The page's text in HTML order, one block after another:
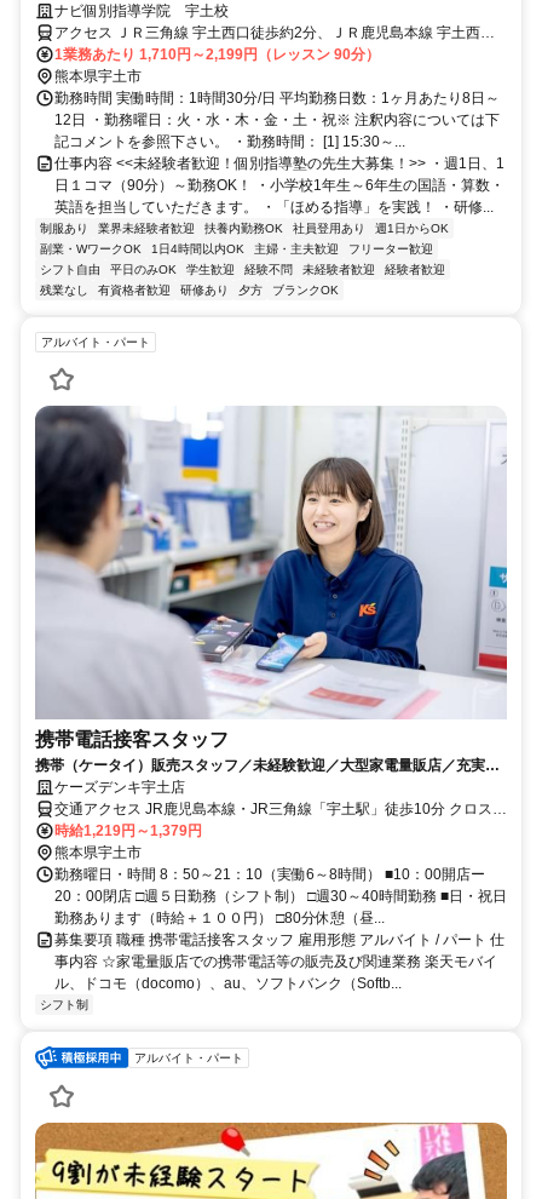
ナビ個別指導学院 宇土校
アクセス ＪＲ三角線 宇土西口徒歩約2分、ＪＲ鹿児島本線 宇土西口
徒歩約2分、ＪＲ鹿児島本線 富合西口徒歩約28分 宇土駅より徒歩1分
1業務あたり 1,710円～2,199円（レッスン 90分）
熊本県宇土市
勤務時間 実働時間：1時間30分/日 平均勤務日数：1ヶ月あたり8日～
12日 ・勤務曜日：火・水・木・金・土・祝※ 注釈内容については下
記コメントを参照下さい。 ・勤務時間： [1] 15:30～...
仕事内容 <<未経験者歓迎！個別指導塾の先生大募集！>> ・週1日、1
日１コマ（90分）～勤務OK！ ・小学校1年生～6年生の国語・算数・
英語を担当していただきます。 ・「ほめる指導」を実践！ ・研修...
制服あり 業界未経験者歓迎 扶養内勤務OK 社員登用あり
週1日からOK
副業・WワークOK
1日4時間以内OK 主婦・主夫歓迎
フリーター歓迎
シフト自由
平日のみOK 学生歓迎 経験不問 未経験者歓迎
経験者歓迎
残業なし
有資格者歓迎 研修あり 夕方 ブランクOK
アルバイト・パート
携帯電話接客スタッフ
携帯（ケータイ）販売スタッフ／未経験歓迎／大型家電量販店／充実し
た福利厚生／社割あり
ケーズデンキ宇土店
交通アクセス JR鹿児島本線・JR三角線「宇土駅」徒歩10分 クロス２
１UTO内
時給1,219円～1,379円
熊本県宇土市
勤務曜日・時間 8：50～21：10（実働6～8時間） ■10：00開店ー
20：00閉店 □週５日勤務（シフト制） □週30～40時間勤務 ■日・祝日
勤務あります（時給＋１００円） □80分休憩（昼...
募集要項 職種 携帯電話接客スタッフ 雇用形態 アルバイト / パート 仕
事内容 ☆家電量販店での携帯電話等の販売及び関連業務 楽天モバイ
ル、ドコモ（docomo）、au、ソフトバンク（Softb...
シフト制
アルバイト・パート